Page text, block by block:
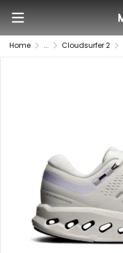
Home ... Cloudsurfer 2